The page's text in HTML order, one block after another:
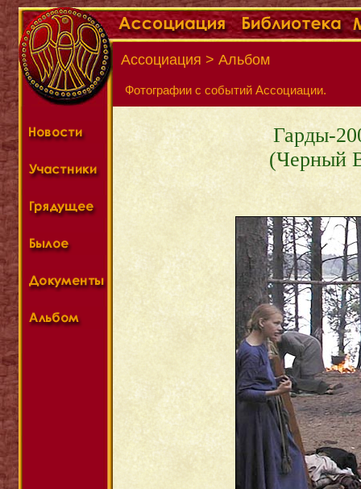
Ассоциация > Альбом
Фотографии с событий Ассоциации.
Гарды-
(Черный